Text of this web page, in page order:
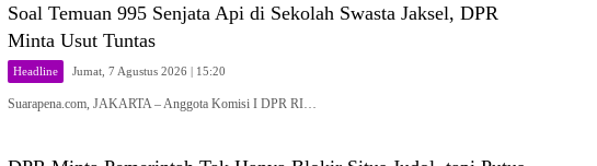
Soal Temuan 995 Senjata Api di Sekolah Swasta Jaksel, DPR
Minta Usut Tuntas
Headline Jumat, 7 Agustus 2026 | 15:20
Suarapena.com, JAKARTA – Anggota Komisi I DPR RI…